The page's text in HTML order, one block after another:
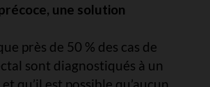
une solution
près de 50 % des cas de
sont diagnostiqués à un
qu’il est possible qu’aucun